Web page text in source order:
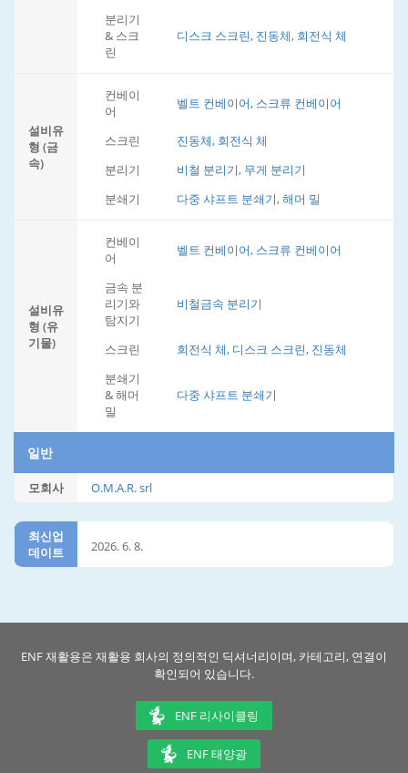
분리기
& 스크
린
디스크 스크린, 진동체, 회전식 체
설비유
형 (금
속)
컨베이
어
벨트 컨베이어, 스크류 컨베이어
스크린
진동체, 회전식 체
분리기
비철 분리기, 무게 분리기
분쇄기
다중 샤프트 분쇄기, 해머 밀
설비유
형 (유
기물)
컨베이
어
벨트 컨베이어, 스크류 컨베이어
금속 분
리기와
탐지기
비철금속 분리기
스크린
회전식 체, 디스크 스크린, 진동체
분쇄기
& 해머
밀
다중 샤프트 분쇄기
일반
모회사 O.M.A.R. srl
최신업
데이트
2026. 6. 8.
ENF 재활용은 재활용 회사의 정의적인 딕셔너리이며, 카테고리, 연결이
확인되어 있습니다.
ENF 리사이클링
ENF 태양광